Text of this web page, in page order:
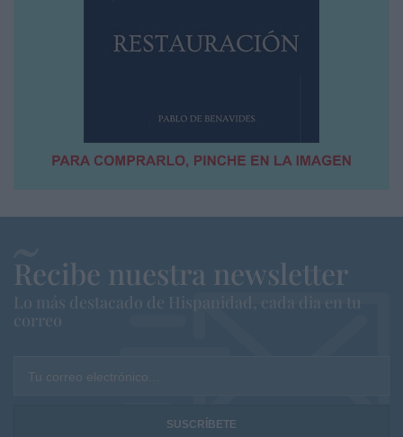
Recibe nuestra newsletter
Lo más destacado de Hispanidad, cada dia en tu
correo
Tu correo electrónico...